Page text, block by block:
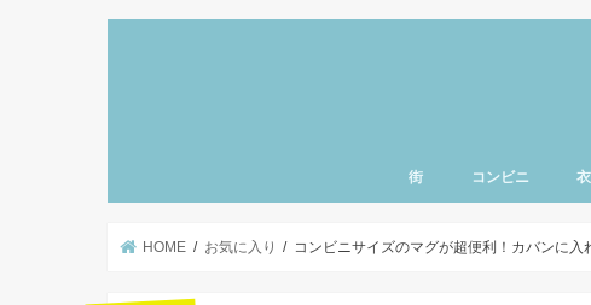
街
町・両国エリア
コンビニ 衣
HOME お気に入り コンビニサイズのマグが超便利！カバンに